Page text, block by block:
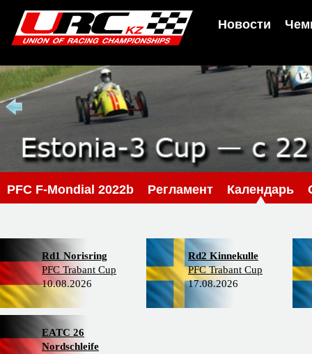
Новости
PFC F-Mondial 2022b Регламент Календарь
Rd1 Norisring
PFC Trabant Cup
10.08.2026
Rd2 Kinnekulle
PFC Trabant Cup
17.08.2026
EATC 26
Nordschleife